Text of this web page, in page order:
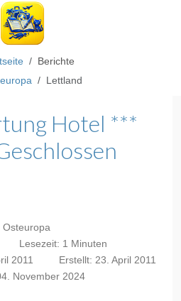
Berichte
Lettland
Hotel ***
Osteuropa
Lesezeit: 1 Minuten
2011
Erstellt: 23. April 2011
November 2024